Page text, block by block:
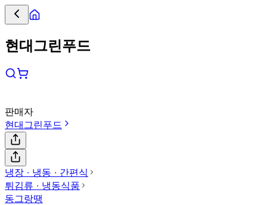
현대그린푸드
판매자
현대그린푸드
냉장 ∙ 냉동 ∙ 간편식
튀김류 ∙ 냉동식품
동그랑땡